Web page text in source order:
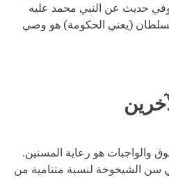
حديث عن النبي محمد عليه
(يعني الحكومة) هو وصي
والواجبات هو رعاية المسنين.
سن الشيخوخة لنسبة متنامية من